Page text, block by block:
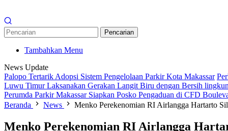
Pencarian
Tambahkan Menu
News Update
Palopo Tertarik Adopsi Sistem Pengelolaan Parkir Kota Makassar
Luwu Timur Laksanakan Gerakan Langit Biru dengan Bersih
Perumda Parkir Makassar Siapkan Posko Pengaduan di CFD
Beranda
News Menko Perekenomian RI Airlangga Hartarto
Menko Perekenomian RI Airlangga